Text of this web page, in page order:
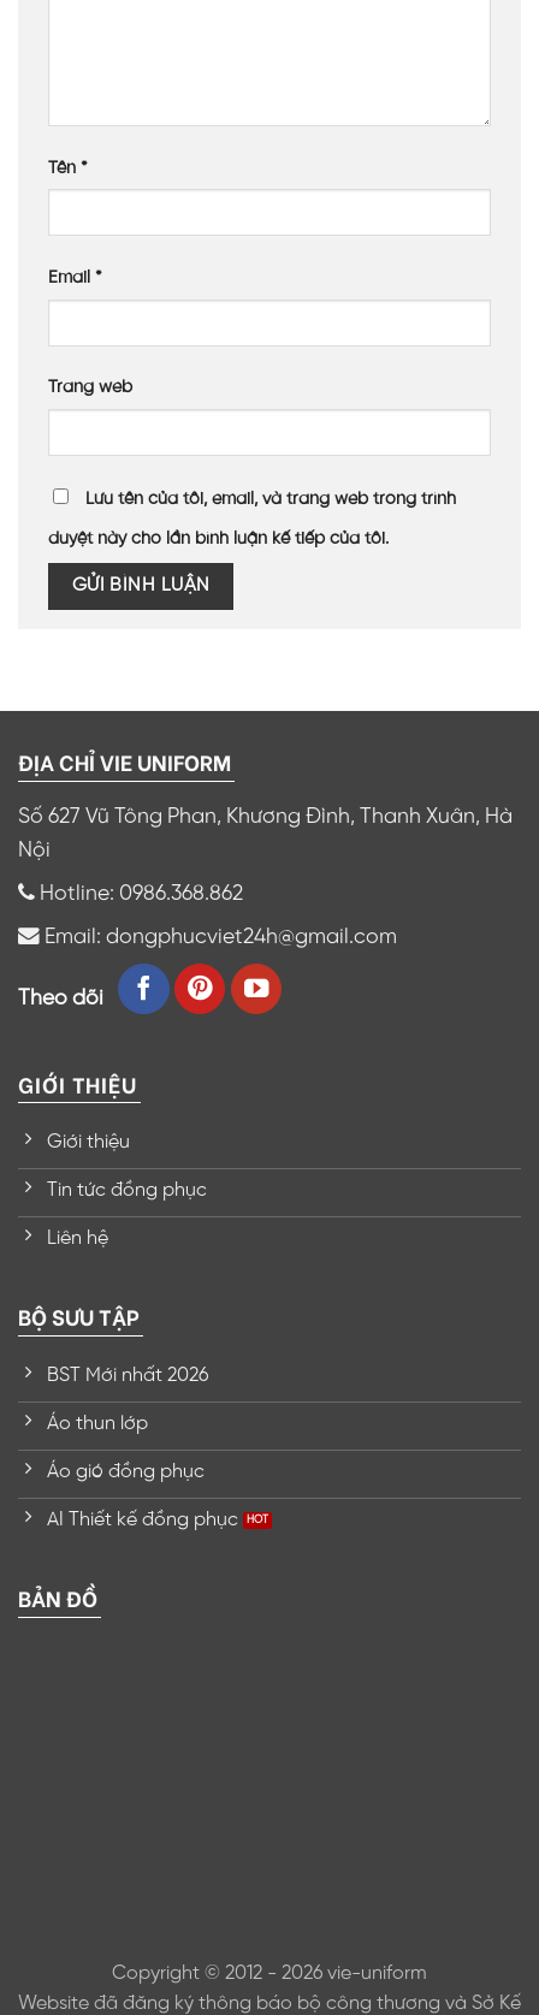
Tên *
Email *
Trang web
Lưu tên của tôi, email, và trang web trong trình
duyệt này cho lần bình luận kế tiếp của tôi.
ĐỊA CHỈ VIE UNIFORM
Số 627 Vũ Tông Phan, Khương Đình, Thanh Xuân, Hà
Nội
Hotline: 0986.368.862
Email: dongphucviet24h@gmail.com
Theo dõi
GIỚI THIỆU
Giới thiệu
Tin tức đồng phục
Liên hệ
BỘ SƯU TẬP
BST Mới nhất 2026
Áo thun lớp
Áo gió đồng phục
AI Thiết kế đồng phục
BẢN ĐỒ
Copyright © 2012 - 2026 vie-uniform
Website đã đăng ký thông báo bộ công thương và Sở Kế